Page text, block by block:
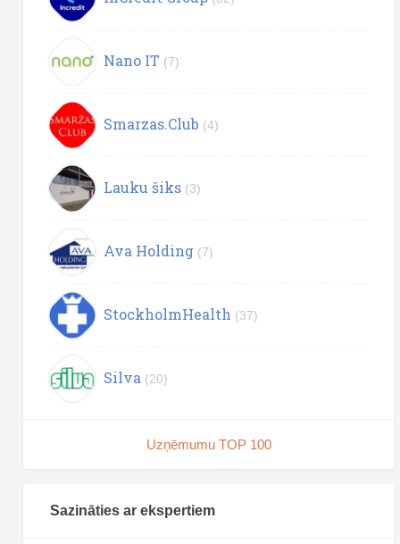
Nano IT (7)
Smarzas.Club (4)
Lauku šiks (3)
Ava Holding (7)
StockholmHealth (37)
Silva (20)
Uzņēmumu TOP 100
Sazināties ar ekspertiem